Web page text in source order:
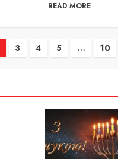
READ MORE
3 4 5 … 10